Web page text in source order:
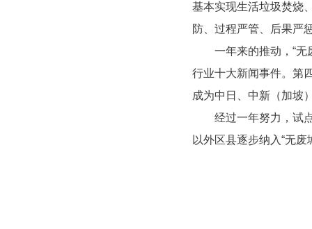
基本实现生活垃圾焚烧
防、过程严管、后果严
一年来的推动，“无废
行业十大新闻事件。第
成为中日、中新（加坡
经过一年努力，试点
以外区县逐步纳入“无